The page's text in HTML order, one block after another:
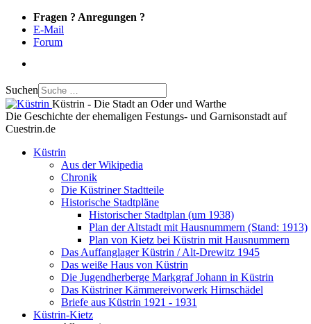
Fragen ? Anregungen ?
E-Mail
Forum
Suchen
Küstrin - Die Stadt an Oder und Warthe
Die Geschichte der ehemaligen Festungs- und Garnisonstadt auf
Cuestrin.de
Küstrin
Aus der Wikipedia
Chronik
Die Küstriner Stadtteile
Historische Stadtpläne
Historischer Stadtplan (um 1938)
Plan der Altstadt mit Hausnummern (Stand: 1913)
Plan von Kietz bei Küstrin mit Hausnummern
Das Auffanglager Küstrin / Alt-Drewitz 1945
Das weiße Haus von Küstrin
Die Jugendherberge Markgraf Johann in Küstrin
Das Küstriner Kämmereivorwerk Hirnschädel
Briefe aus Küstrin 1921 - 1931
Küstrin-Kietz